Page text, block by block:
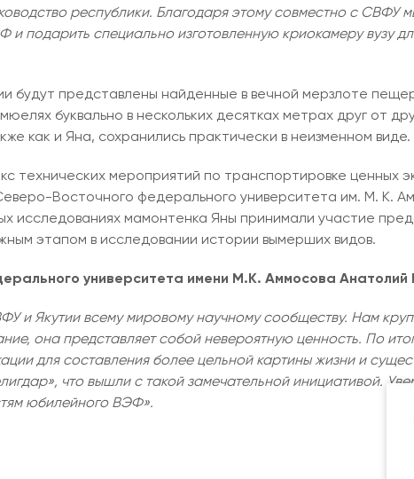
республики. Благодаря этому совместно с СВФУ
подарить специально изготовленную криокамеру вузу
будут представлены найденные в вечной мерзлоте
буквально в нескольких десятках метрах друг от
как и Яна, сохранились практически в неизменном виде.
технических мероприятий по транспортировке ценных
Восточного федерального университета им. М. К.
исследованиях мамонтенка Яны принимали участие
этапом в исследовании истории вымерших видов.
университета имени М.К. Аммосова Анатолий
и Якутии всему мировому научному сообществу. Нам
она представляет собой невероятную ценность. По
для составления более цельной картины жизни и
что вышли с такой замечательной инициативой.
юбилейного ВЭФ».